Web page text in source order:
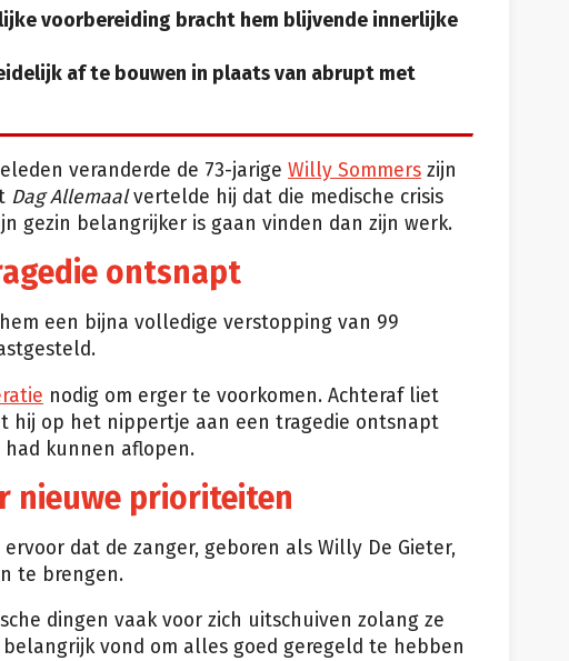
voorbereiding bracht hem blijvende innerlijke
af te bouwen in plaats van abrupt met
veranderde de 73-jarige Willy Sommers zijn
Dag Allemaalvertelde hij dat die medische crisis
gezin belangrijker is gaan vinden dan zijn werk.
ontsnapt
een bijna volledige verstopping van 99
nodig om erger te voorkomen. Achteraf liet
hij op het nippertje aan een tragedie ontsnapt
kunnen aflopen.
nieuwe prioriteiten
dat de zanger, geboren als Willy De Gieter,
te brengen.
dingen vaak voor zich uitschuiven zolang ze
vond om alles goed geregeld te hebben